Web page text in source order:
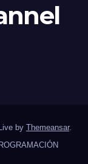
by Themeansar.